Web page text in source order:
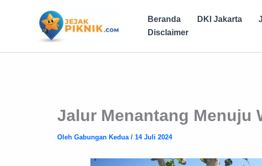
Beranda DKI Jakarta
Disclaimer
Jalur Menantang Menuju
Oleh Gabungan Kedua / 14 Juli 2024